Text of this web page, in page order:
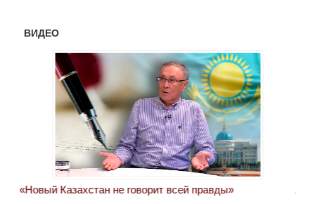
ВИДЕО
«Новый Казахстан не говорит всей правды»